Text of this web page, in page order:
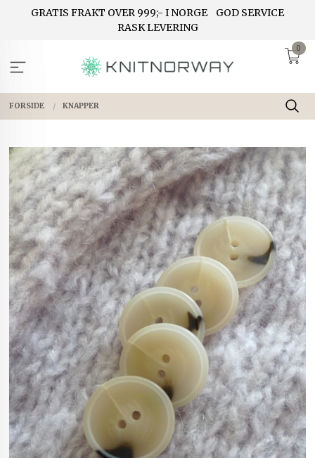
GRATIS FRAKT OVER 999;- I NORGE
GOD SERVICE
RASK LEVERING
0
FORSIDE KNAPPER